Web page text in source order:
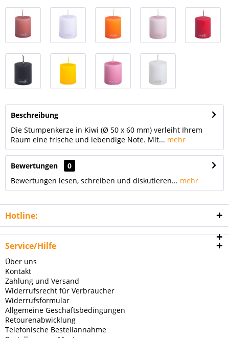
Beschreibung
Die Stumpenkerze in Kiwi (Ø 50 x 60 mm) verleiht Ihrem
Raum eine frische und lebendige Note. Mit... mehr
Bewertungen
0
Bewertungen lesen, schreiben und diskutieren... mehr
Hotline:
Service/Hilfe
Über uns
Kontakt
Zahlung und Versand
Widerrufsrecht für Verbraucher
Widerrufsformular
Allgemeine Geschäftsbedingungen
Retourenabwicklung
Telefonische Bestellannahme